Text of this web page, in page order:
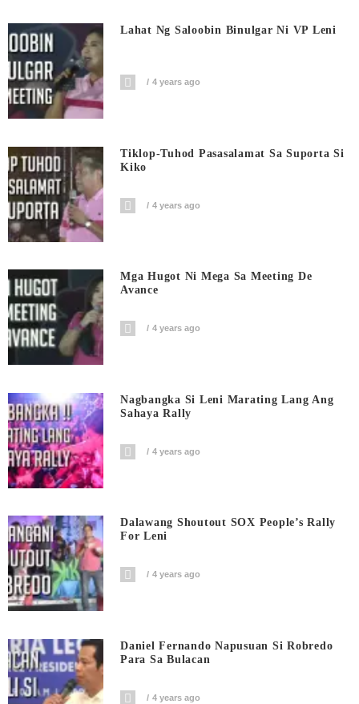
Lahat Ng Saloobin Binulgar Ni VP Leni
4 years ago
Tiklop-Tuhod Pasasalamat Sa Suporta Si
Kiko
4 years ago
Mga Hugot Ni Mega Sa Meeting De
Avance
4 years ago
Nagbangka Si Leni Marating Lang Ang
Sahaya Rally
4 years ago
Dalawang Shoutout SOX People’s Rally
For Leni
4 years ago
Daniel Fernando Napusuan Si Robredo
Para Sa Bulacan
4 years ago